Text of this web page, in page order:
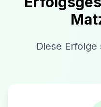
Diese